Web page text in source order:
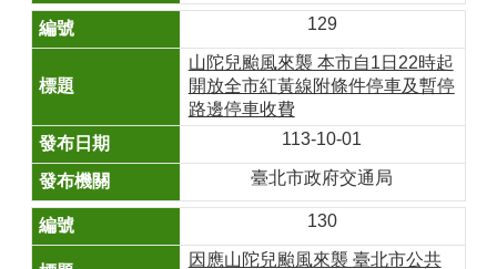
129
山陀兒颱風來襲 本市自1日22時起
開放全市紅黃線附條件停車及暫停
路邊停車收費
113-10-01
臺北市政府交通局
130
因應山陀兒颱風來襲 臺北市公共